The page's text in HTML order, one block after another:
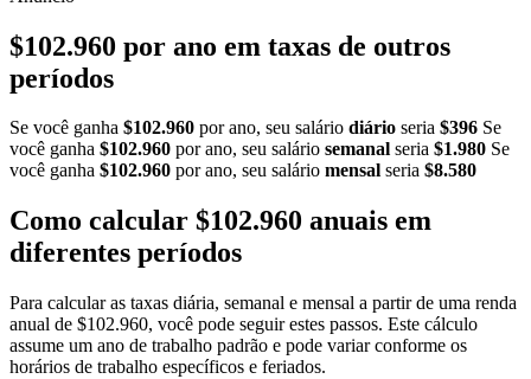
$102.960 por ano em taxas de outros
períodos
Se você ganha $102.960 por ano, seu salário diário seria $396 Se
você ganha $102.960 por ano, seu salário semanal seria $1.980 Se
você ganha $102.960 por ano, seu salário mensal seria $8.580
Como calcular $102.960 anuais em
diferentes períodos
Para calcular as taxas diária, semanal e mensal a partir de uma renda
anual de $102.960, você pode seguir estes passos. Este cálculo
assume um ano de trabalho padrão e pode variar conforme os
horários de trabalho específicos e feriados.